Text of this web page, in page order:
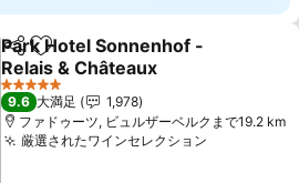
シェアお気に入りに追加
Park Hotel Sonnenhof -
Relais & Châteaux
料金を表示
5 ホテルのランク
9.6 大満足
1,978
ファドゥーツ, ビュルザーベルクまで19.2 km
厳選されたワインセレクション